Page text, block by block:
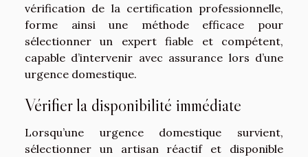
vérification de la certification professionnelle,
forme ainsi une méthode efficace pour
sélectionner un expert fiable et compétent,
capable d’intervenir avec assurance lors d’une
urgence domestique.
Vérifier la disponibilité immédiate
Lorsqu’une urgence domestique survient,
sélectionner un artisan réactif et disponible